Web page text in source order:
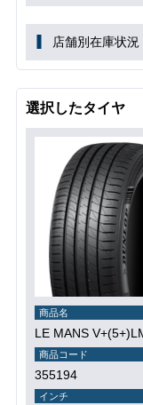
店舗別在庫状況
選択したタイヤ
商品名
LE MANS
商品コード
355194
インチ